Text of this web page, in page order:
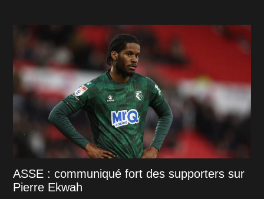
ASSE : communiqué fort des supporters sur
Pierre Ekwah